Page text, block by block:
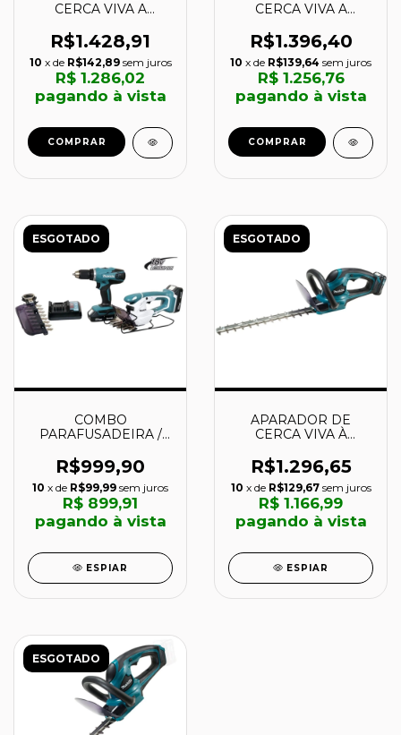
CERCA VIVA A
DUH551Z -MAKITA
R$1.428,91
10 x de R$142,89 sem juros
R$ 1.286,02
pagando à vista
COMPRAR
CERCA VIVA A
DUH651Z -MAKITA
R$1.396,40
10 x de R$139,64 sem juros
R$ 1.256,76
pagando à vista
COMPRAR
ESGOTADO
COMBO
PARAFUSADEIRA /
E TESOURA DE
GRAMA UM167D 18V
À BATERIA -
DK18082X1 - MAKITA
R$999,90
10 x de R$99,99 sem juros
R$ 899,91
pagando à vista
ESPIAR
ESGOTADO
APARADOR DE
CERCA VIVA À
UH353DSAE - MAKITA
R$1.296,65
10 x de R$129,67 sem juros
R$ 1.166,99
pagando à vista
ESPIAR
ESGOTADO